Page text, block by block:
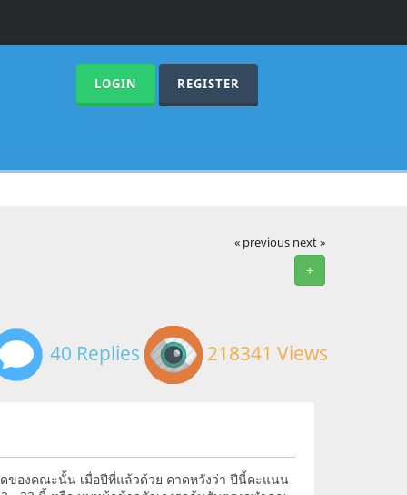
LOGIN REGISTER
« previous next »
+
40 Replies 218341 Views
ของคณะนั้น เมื่อปีที่แล้วด้วย คาดหวังว่า ปีนี้คะแนน